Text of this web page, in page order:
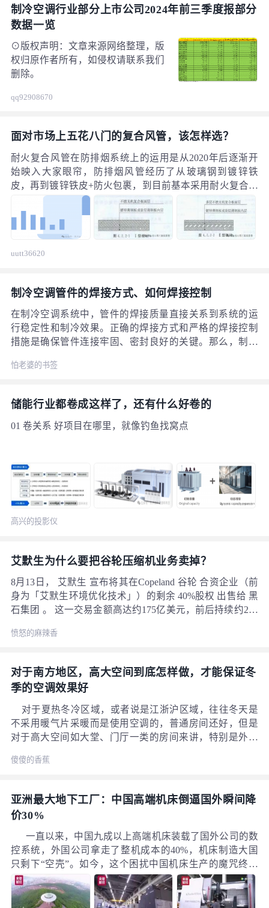
花板的防尘覆盖。对于人员密集区域，设置隔离区，禁止
非作业人员进入，确保施工安全。同时，关闭空调设备，
并与消防部门沟通，确保消防报警控制电路处于关闭状
态。
制冷空调行业部分上市公司2024年前三季度报部分
数据一览
⊙版权声明：文章来源网络整理，版
权归原作者所有，如侵权请联系我们
删除。
qq92908670
面对市场上五花八门的复合风管，该怎样选？
耐火复合风管在防排烟系统上的运用是从2020年后逐渐开
始映入大家眼帘，防排烟风管经历了从玻璃钢到镀锌铁
皮，再到镀锌铁皮+防火包裹，到目前基本采用耐火复合风
管的状况。 建筑通风领域因为技术的进步和建筑规范的
相关要求，造成了耐火复合风管的种类繁多，让人眼花缭
乱，但其如何选择又是至关重要的，毕竟直接关系到建筑
物的消防安全。 面对市场上五花八门的复合风管，该如何
选呢?其实做到“
uutt36620
制冷空调管件的焊接方式、如何焊接控制
在制冷空调系统中，管件的焊接质量直接关系到系统的运
行稳定性和制冷效果。正确的焊接方式和严格的焊接控制
措施是确保管件连接牢固、密封良好的关键。那么，制冷
呢？ 一、制冷空调管件的焊接方式 1. 制冷剂管与压缩机导
10mm 以上，否则加热时制冷剂管会外移，且可能因焊剂堵
塞导管口导致排水不畅。
怕老婆的书签
储能行业都卷成这样了，还有什么好卷的
01 卷关系 好项目在哪里，就像钓鱼找窝点
高兴的投影仪
艾默生为什么要把谷轮压缩机业务卖掉？
8月13日， 艾默生 宣布将其在Copeland 谷轮 合资企业（前
身为「艾默生环境优化技术」）的剩余 40%股权 出售给 黑
石集团 。 这一交易金额高达约175亿美元，前后持续约2年
直稳居前列，艾默生为什么要把它卖掉？对业内有什么影
愤怒的麻辣香
对于南方地区，高大空间到底怎样做，才能保证冬
季的空调效果好
对于夏热冬冷区域，或者说是江浙沪区域，往往冬天是
不采用暖气片采暖而是使用空调的，普通房间还好，但是
对于高大空间如大堂、门厅一类的房间来讲，特别是外立
分办公楼的大堂、商场的大堂，它的冬天效果几乎微乎其
要是4点：
傻傻的香蕉
亚洲最大地下工厂：中国高端机床倒逼国外瞬间降
价30%
一直以来，中国九成以上高端机床装载了国外公司的数
控系统，外国公司拿走了整机成本的40%，机床制造大国
只剩下“空壳”。如今，这个困扰中国机床生产的魔咒终于
在金普新区里被打破了，进口设备瞬间就降价了30%以
上。